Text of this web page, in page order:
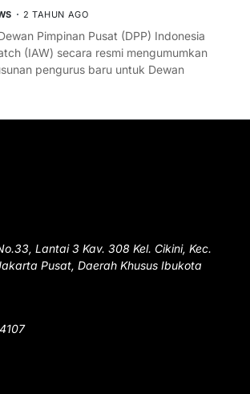
2 TAHUN AGO
Pimpinan Pusat (DPP) Indonesia
(IAW) secara resmi mengumumkan
pengurus baru untuk Dewan
Lantai 3 Kav. 308 Kel. Cikini, Kec.
Pusat, Daerah Khusus Ibukota